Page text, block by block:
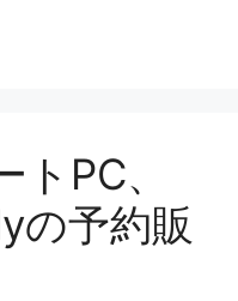
PC、
の予約販